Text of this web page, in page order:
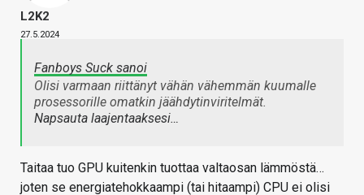
L2K2
27.5.2024
Fanboys Suck sanoi
Olisi varmaan riittänyt vähän vähemmän kuumalle
prosessorille omatkin jäähdytinviritelmät.
Napsauta laajentaaksesi…
Taitaa tuo GPU kuitenkin tuottaa valtaosan lämmöstä…
joten se energiatehokkaampi (tai hitaampi) CPU ei olisi